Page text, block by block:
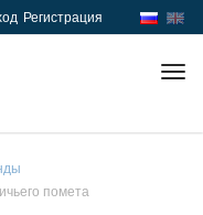
Регистрация
помета